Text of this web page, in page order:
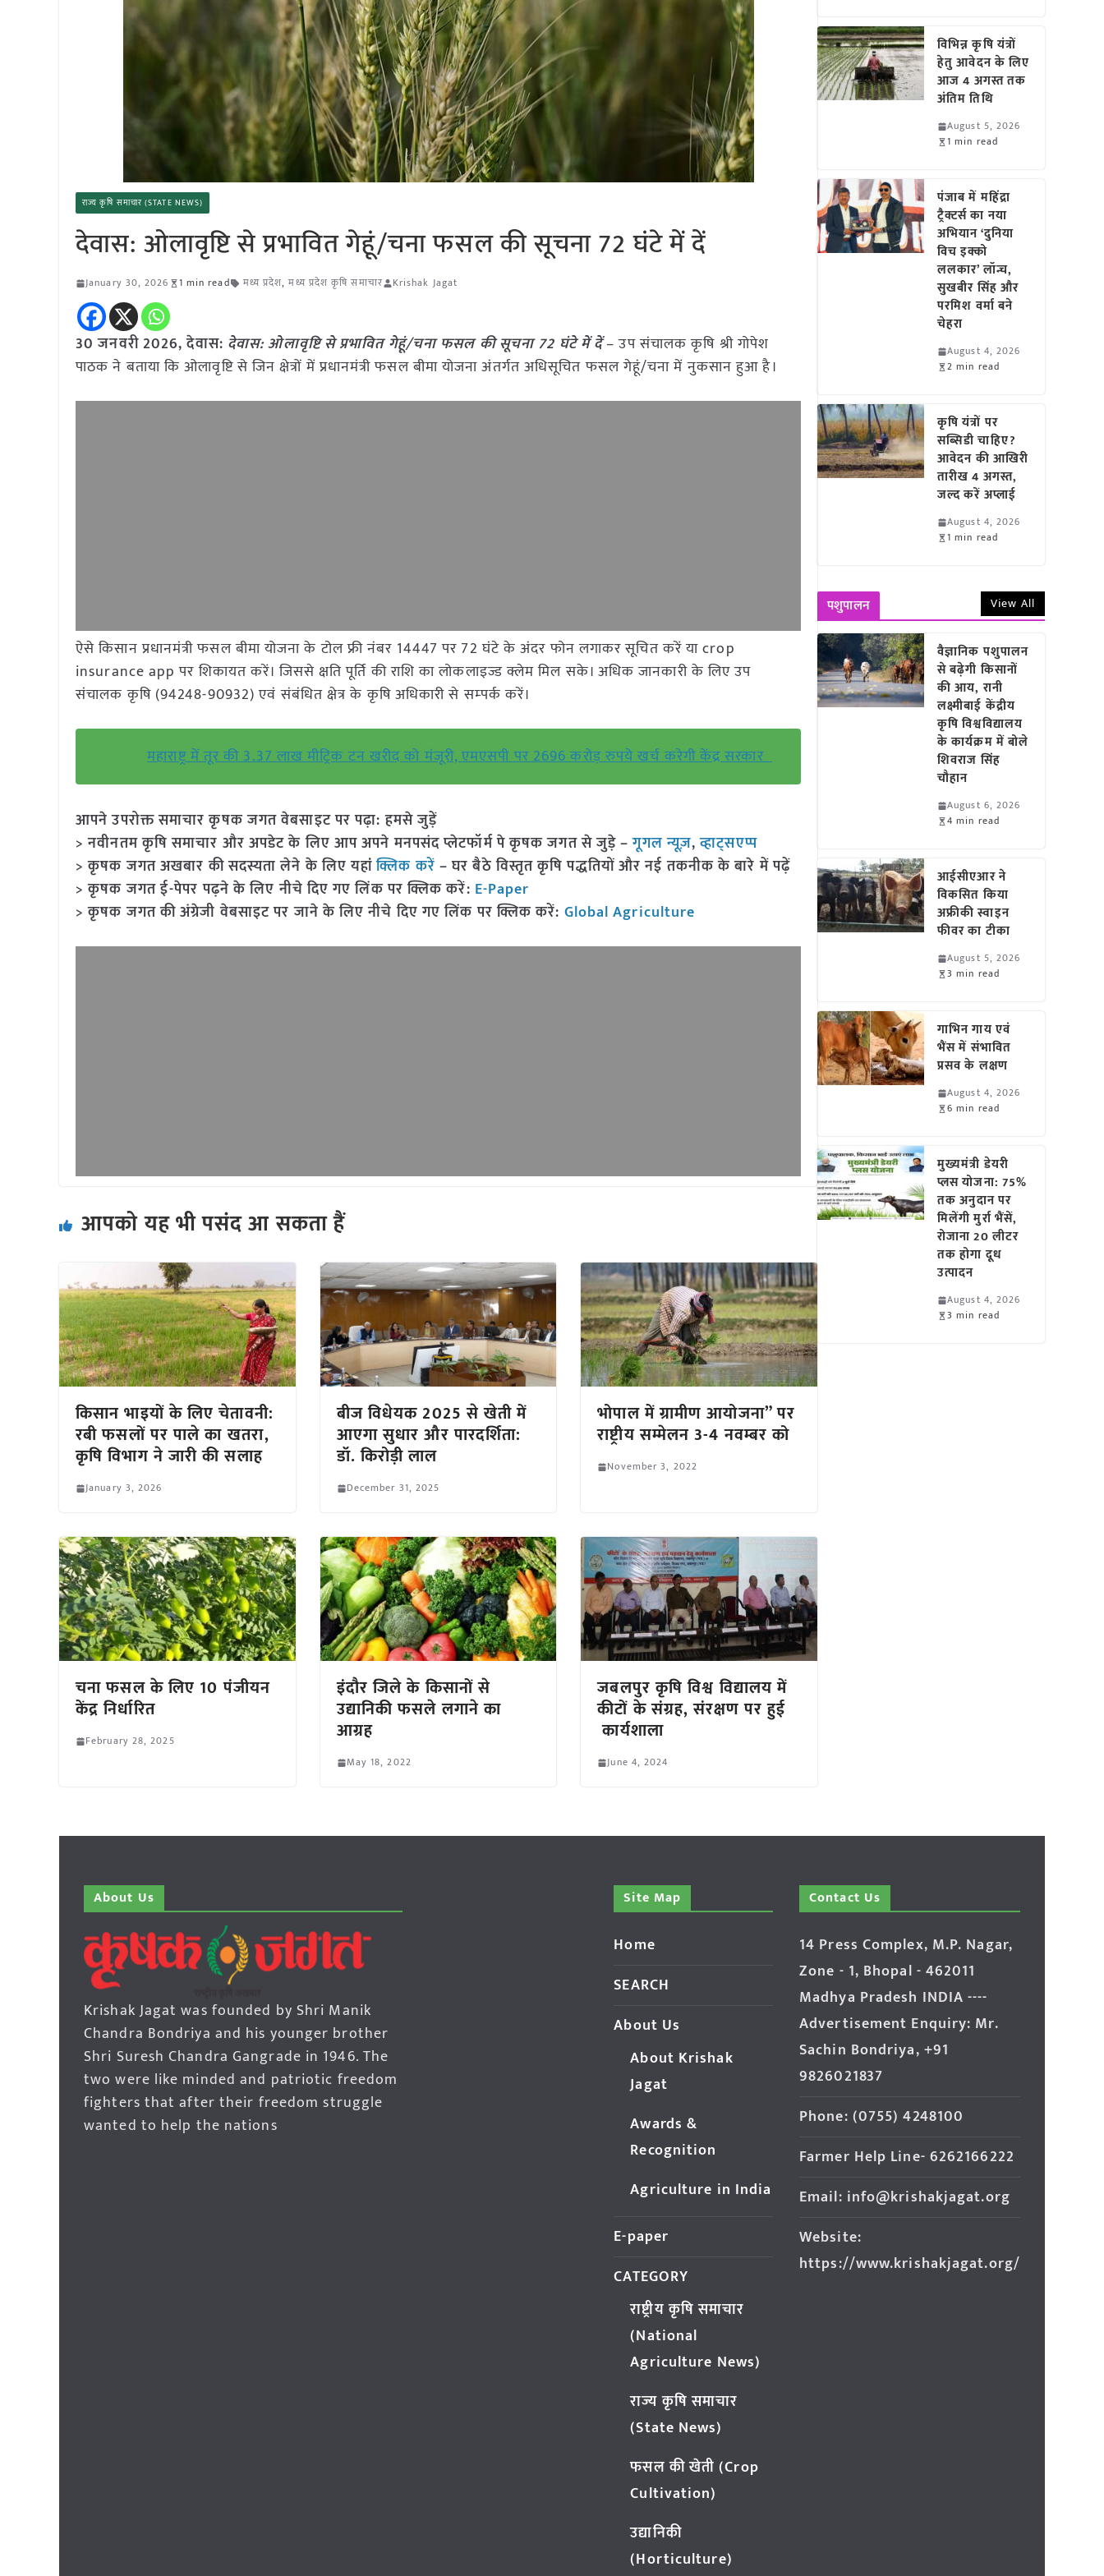
राज्य कृषि समाचार (STATE NEWS)
देवास: ओलावृष्टि से प्रभावित गेहूं/चना फसल की सूचना 72 घंटे में दें
January 30, 2026 1 min read मध्य प्रदेश,मध्य प्रदेश कृषि समाचार Krishak Jagat
30 जनवरी2026,देवास: देवास: ओलावृष्टि से प्रभावित गेहूं/चना फसल की सूचना 72 घंटे में दें– उप संचालक कृषि श्री गोपेश
पाठक ने बताया कि ओलावृष्टि से जिन क्षेत्रों में प्रधानमंत्री फसल बीमा योजना अंतर्गत अधिसूचित फसल गेहूं/चना में नुकसान हुआ है।
ऐसे किसान प्रधानमंत्री फसल बीमा योजना के टोल फ्री नंबर 14447 पर 72 घंटे के अंदर फोन लगाकर सूचित करें या crop
insurance app पर शिकायत करें। जिससे क्षति पूर्ति की राशि का लोकलाइज्ड क्लेम मिल सके। अधिक जानकारी के लिए उप
संचालक कृषि (94248-90932) एवं संबंधित क्षेत्र के कृषि अधिकारी से सम्‍पर्क करें।
महाराष्ट्र में तूर की 3.37 लाख मीट्रिक टन खरीद को मंजूरी, एमएसपी पर 2696 करोड़ रुपये खर्च करेगी केंद्र सरकार
आपने उपरोक्त समाचार कृषक जगत वेबसाइट पर पढ़ा: हमसे जुड़ें
> नवीनतम कृषि समाचार और अपडेट के लिए आप अपने मनपसंद प्लेटफॉर्म पे कृषक जगत से जुड़े –गूगल न्यूज़,व्हाट्सएप्प
> कृषक जगत अखबार की सदस्यता लेने के लिए यहांक्लिक करें – घर बैठे विस्तृत कृषि पद्धतियों और नई तकनीक के बारे में पढ़ें
> कृषक जगत ई-पेपर पढ़ने के लिए नीचे दिए गए लिंक पर क्लिक करें: E-Paper
> कृषक जगत की अंग्रेजी वेबसाइट पर जाने के लिए नीचे दिए गए लिंक पर क्लिक करें: Global Agriculture
आपको यह भी पसंद आ सकता हैं
किसान भाइयों के लिए चेतावनी:
रबी फसलों पर पाले का खतरा,
कृषि विभाग ने जारी की सलाह
January 3, 2026
बीज विधेयक 2025 से खेती में
आएगा सुधार और पारदर्शिता:
डॉ. किरोड़ी लाल
December 31, 2025
भोपाल में ग्रामीण आयोजना” पर
राष्ट्रीय सम्मेलन 3-4 नवम्बर को
November 3, 2022
चना फसल के लिए 10 पंजीयन
केंद्र निर्धारित
February 28, 2025
इंदौर जिले के किसानों से
उद्यानिकी फसले लगाने का
आग्रह
May 18, 2022
जबलपुर कृषि विश्व विद्यालय में
कीटों के संग्रह, संरक्षण पर हुई
कार्यशाला
June 4, 2024
विभिन्न कृषि यंत्रों
हेतु आवेदन के लिए
आज 4 अगस्त तक
अंतिम तिथि
August 5, 2026
1 min read
पंजाब में महिंद्रा
ट्रैक्टर्स का नया
अभियान ‘दुनिया
विच इक्को
ललकार’ लॉन्च,
सुखबीर सिंह और
परमिश वर्मा बने
चेहरा
August 4, 2026
2 min read
कृषि यंत्रों पर
सब्सिडी चाहिए?
आवेदन की आखिरी
तारीख 4 अगस्त,
जल्द करें अप्लाई
August 4, 2026
1 min read
पशुपालन View All
वैज्ञानिक पशुपालन
से बढ़ेगी किसानों
की आय, रानी
लक्ष्मीबाई केंद्रीय
कृषि विश्वविद्यालय
के कार्यक्रम में बोले
शिवराज सिंह
चौहान
August 6, 2026
4 min read
आईसीएआर ने
विकसित किया
अफ्रीकी स्वाइन
फीवर का टीका
August 5, 2026
3 min read
गाभिन गाय एवं
भैंस में संभावित
प्रसव के लक्षण
August 4, 2026
6 min read
मुख्यमंत्री डेयरी
प्लस योजना: 75%
तक अनुदान पर
मिलेंगी मुर्रा भैंसें,
रोजाना 20 लीटर
तक होगा दूध
उत्पादन
August 4, 2026
3 min read
About Us
Krishak Jagat was founded by Shri Manik
Chandra Bondriya and his younger brother
Shri Suresh Chandra Gangrade in 1946. The
two were like minded and patriotic freedom
fighters that after their freedom struggle
wanted to help the nations
Site Map
Home
SEARCH
About Us
About Krishak
Jagat
Awards &
Recognition
Agriculture in India
E-paper
CATEGORY
राष्ट्रीय कृषि समाचार
(National
Agriculture News)
राज्य कृषि समाचार
(State News)
फसल की खेती (Crop
Cultivation)
उद्यानिकी
(Horticulture)
Contact Us
14 Press Complex, M.P. Nagar,
Zone - 1, Bhopal - 462011
Madhya Pradesh INDIA ----
Advertisement Enquiry: Mr.
Sachin Bondriya, +91
9826021837
Phone: (0755) 4248100
Farmer Help Line- 6262166222
Email: info@krishakjagat.org
Website:
https://www.krishakjagat.org/